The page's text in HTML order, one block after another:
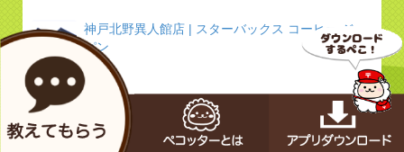
神戸北野異人館店 | スターバックス コーヒー ジャ
パン
鉄板焼 ねいろ